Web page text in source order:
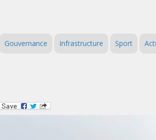
Gouvernance Infrastructure Sport